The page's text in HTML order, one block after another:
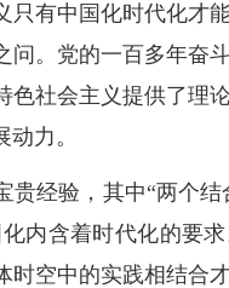
有中国化时代化才
。党的一百多年奋
社会主义提供了理
力。
经验，其中“两个
内含着时代化的要
空中的实践相结合